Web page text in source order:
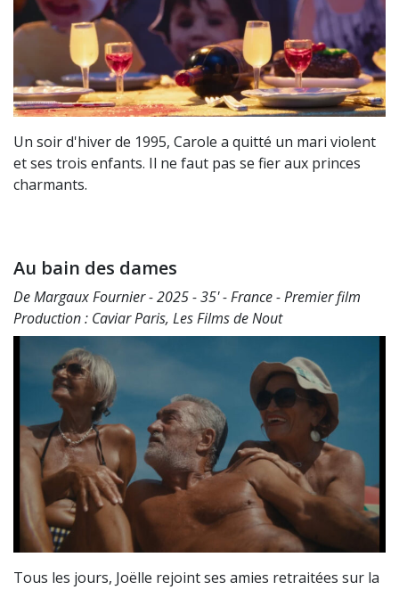
Un soir d'hiver de 1995, Carole a quitté un mari violent
et ses trois enfants. Il ne faut pas se fier aux princes
charmants.
Au bain des dames
De Margaux Fournier - 2025 - 35' - France - Premier film
Production : Caviar Paris, Les Films de Nout
Tous les jours, Joëlle rejoint ses amies retraitées sur la